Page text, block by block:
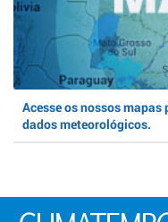
Acesse os nossos
dados meteorológicos.